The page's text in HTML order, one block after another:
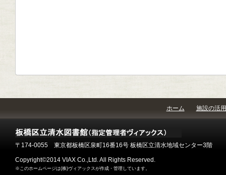
ホーム 施設の活用
〒174-0055 東京都板橋区泉町16番16号 板橋区立清水地域センター3階
Copyright©2014 VIAX Co.,Ltd. All Rights Reserved.
※このホームページは(株)ヴィアックスが作成・管理しています。